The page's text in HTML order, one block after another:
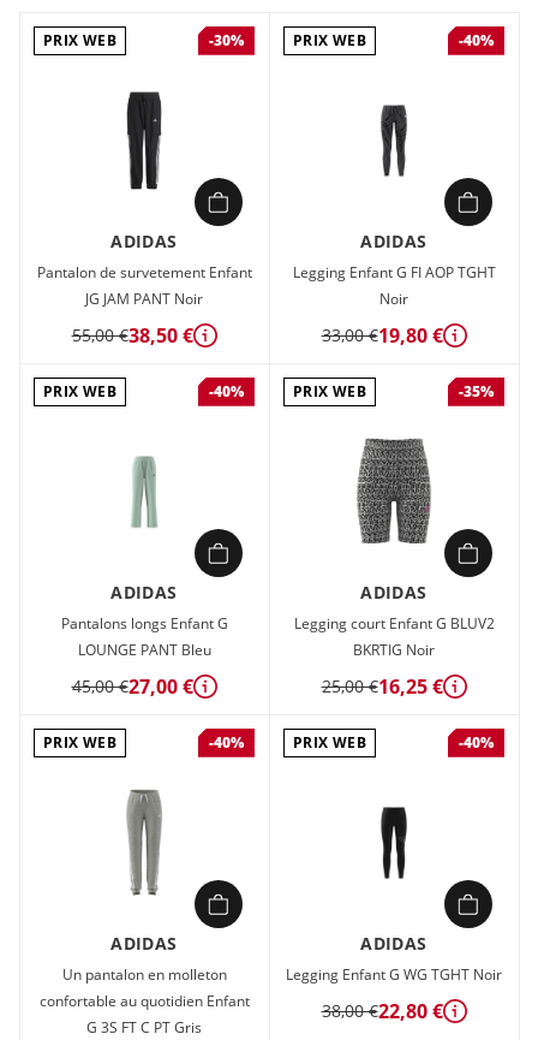
Legging Enfant Adidas JG FI AOP7/8 LE Noir en vente à prix
PRIX WEB -30%
ADIDAS
Pantalon de survetement Enfant
JG JAM PANT Noir
55,00 €38,50 € Détails
PRIX WEB -40%
ADIDAS
Legging Enfant G FI AOP TGHT
Noir
33,00 €19,80 € Détails
PRIX WEB -40%
ADIDAS
Pantalons longs Enfant G
LOUNGE PANT Bleu
45,00 €27,00 € Détails
PRIX WEB -35%
ADIDAS
Legging court Enfant G BLUV2
BKRTIG Noir
25,00 €16,25 € Détails
PRIX WEB -40%
ADIDAS
Un pantalon en molleton
confortable au quotidien Enfant
G 3S FT C PT Gris
PRIX WEB -40%
ADIDAS
Legging Enfant G WG TGHT Noir
38,00 €22,80 € Détails